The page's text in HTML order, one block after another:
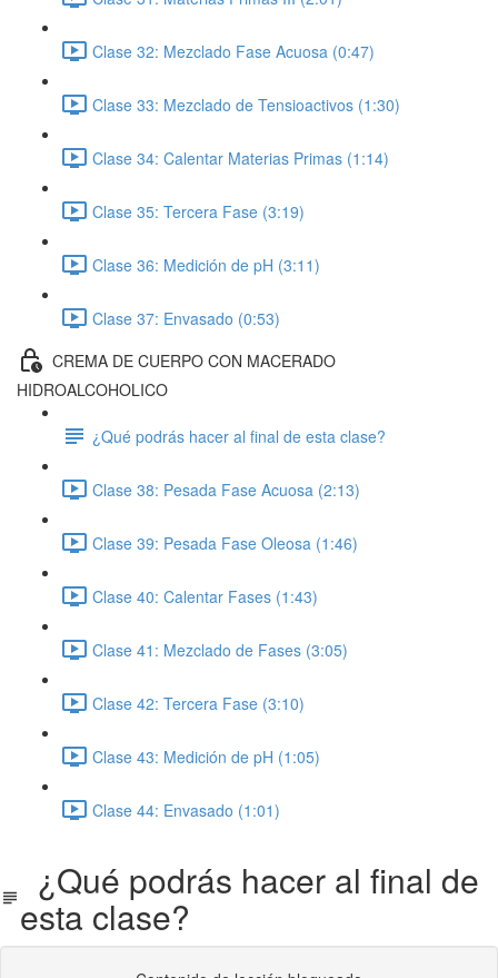
Clase 32: Mezclado Fase Acuosa (0:47)
Clase 33: Mezclado de Tensioactivos (1:30)
Clase 34: Calentar Materias Primas (1:14)
Clase 35: Tercera Fase (3:19)
Clase 36: Medición de pH (3:11)
Clase 37: Envasado (0:53)
CREMA DE CUERPO CON MACERADO
HIDROALCOHOLICO
¿Qué podrás hacer al final de esta clase?
Clase 38: Pesada Fase Acuosa (2:13)
Clase 39: Pesada Fase Oleosa (1:46)
Clase 40: Calentar Fases (1:43)
Clase 41: Mezclado de Fases (3:05)
Clase 42: Tercera Fase (3:10)
Clase 43: Medición de pH (1:05)
Clase 44: Envasado (1:01)
¿Qué podrás hacer al final de
esta clase?